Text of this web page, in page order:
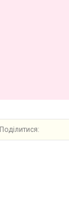
Поділитися: